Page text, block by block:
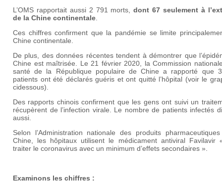
L’OMS rapportait aussi 2 791 morts,dont 67 seulement à
de la Chine continentale.
Ces chiffres confirment que la pandémie se limite
Chine continentale.
De plus, des données récentes tendent à démontrer que
Chine est maîtrisée. Le 21 février 2020, la Commission
santé de la République populaire de Chine a rapporté que
patients ont été déclarés guéris et ont quitté l’hôpital (voir le
cidessous).
Des rapports chinois confirment que les gens ont suivi un
récupèrent de l’infection virale. Le nombre de patients infectés
aussi.
Selon l’Administration nationale des produits
Chine, les hôpitaux utilisent le médicament antiviral Favilavir
traiter le coronavirus avec un minimum d’effets secondaires ».
Examinons les chiffres :